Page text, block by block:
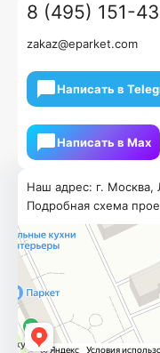
Наш адрес: г. Москва,
Подробная схема
8 (495) 151-
zakaz@eparket.com
Написать в
Написать в Мах